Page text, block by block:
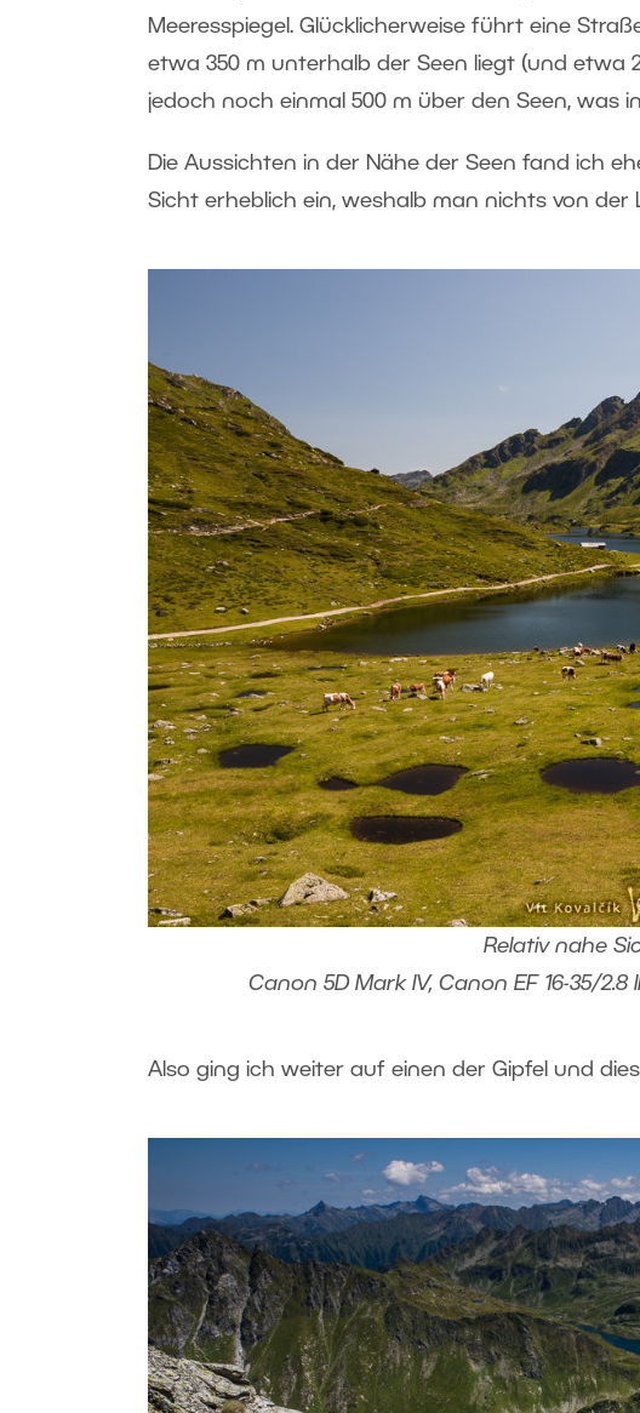
Meeresspiegel. Glücklicherweise führt eine
etwa 350 m unterhalb der Seen liegt (und etwa
jedoch noch einmal 500 m über den Seen, was
Die Aussichten in der Nähe der Seen fand ich
Sicht erheblich ein, weshalb man nichts von
Relativ nahe
Canon 5D Mark IV, Canon EF 16-35/2.8
Also ging ich weiter auf einen der Gipfel und